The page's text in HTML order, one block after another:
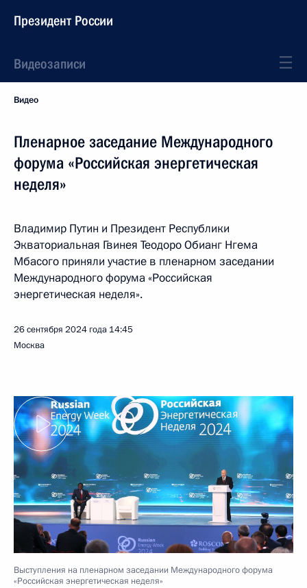
Президент России
Видеозаписи
Видео
Пленарное заседание Международного
форума «Российская энергетическая
неделя»
Владимир Путин и Президент Республики
Экваториальная Гвинея Теодоро Обианг Нгема
Мбасого приняли участие в пленарном заседании
Международного форума «Российская
энергетическая неделя».
26 сентября 2024 года 14:45
Москва
Выступления на пленарном заседании Международного форума
«Российская энергетическая неделя»